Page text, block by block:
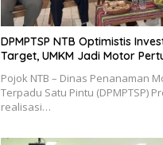
DPMPTSP NTB Optimistis
Target, UMKM Jadi Motor
Pojok NTB – Dinas Penanaman
Terpadu Satu Pintu (DPMPTSP)
realisasi…